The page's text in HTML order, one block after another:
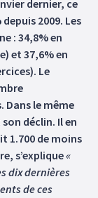
dernier, ce
2009. Les
: 34,8% en
et 37,6% en
Le
Dans le même
déclin. Il en
1.700 de moins
s’explique«
dix dernières
de ces